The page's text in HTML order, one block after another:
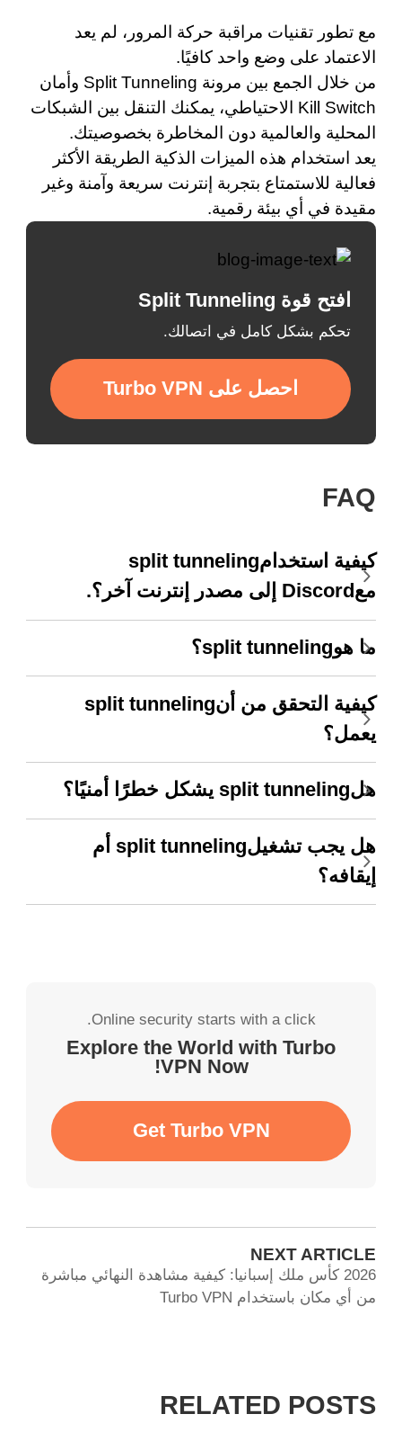
مع تطور تقنيات مراقبة حركة المرور، لم يعد
الاعتماد على وضع واحد كافيًا.
من خلال الجمع بين مرونة Split Tunneling وأمان
Kill Switch الاحتياطي، يمكنك التنقل بين الشبكات
المحلية والعالمية دون المخاطرة بخصوصيتك.
يعد استخدام هذه الميزات الذكية الطريقة الأكثر
فعالية للاستمتاع بتجربة إنترنت سريعة وآمنة وغير
مقيدة في أي بيئة رقمية.
افتح قوة Split Tunneling
تحكم بشكل كامل في اتصالك.
احصل على Turbo VPN
FAQ
كيفية استخدامsplit tunneling
معDiscord إلى مصدر إنترنت آخر؟.
ما هوsplit tunneling؟
كيفية التحقق من أنsplit tunneling
يعمل؟
هلsplit tunneling يشكل خطرًا أمنيًا؟
هل يجب تشغيلsplit tunneling أم
إيقافه؟
Online security starts with a click.
Explore the World with Turbo
VPN Now!
Get Turbo VPN
NEXT ARTICLE
2026 كأس ملك إسبانيا: كيفية مشاهدة النهائي مباشرة
من أي مكان باستخدام Turbo VPN
RELATED POSTS